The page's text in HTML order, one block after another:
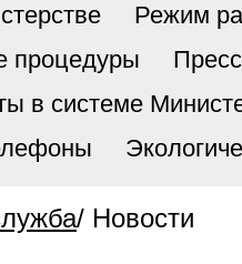
Режим
процедуры
в системе
/ Новости